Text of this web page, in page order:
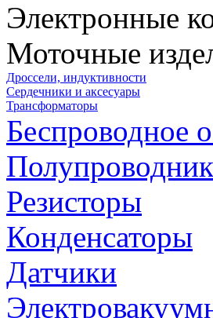
Электронные
Моточные
Дроссели, индуктивности
Сердечники и аксесуары
Трансформаторы
Беспроводное
Резисторы
Конденсаторы
Датчики